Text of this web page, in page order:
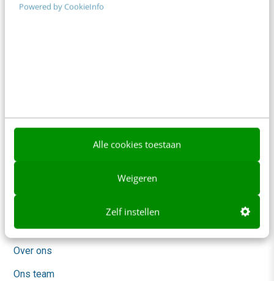
Powered by CookieInfo
Alle cookies toestaan
Weigeren
Zelf instellen
Frankwatching
Nieuwsbrieven
Over ons
Ons team